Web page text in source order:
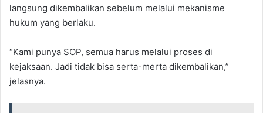
langsung dikembalikan sebelum melalui mekanisme
hukum yang berlaku.
“Kami punya SOP, semua harus melalui proses di
kejaksaan. Jadi tidak bisa serta-merta dikembalikan,”
jelasnya.